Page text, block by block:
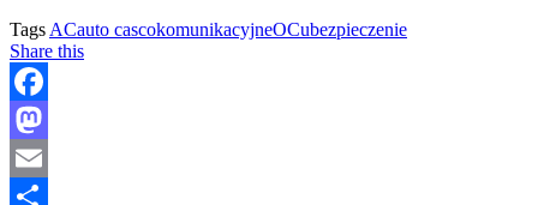
Tags ACauto cascokomunikacyjneOCubezpieczenie
Share this
Facebook
Mastodon
Email